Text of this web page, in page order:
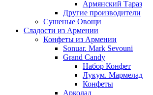
Армянский Тараз
Другие производители
Сушеные Овощи
Сладости из Армении
Конфеты из Армении
Sonuar. Mark Sevouni
Grand Candy
Набор Конфет
Лукум. Мармелад
Конфеты
Арколад